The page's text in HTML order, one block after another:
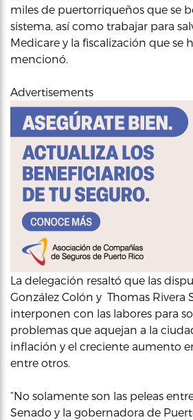
miles de puertorriqueños que se
sistema, así como trabajar para
Medicare y la fiscalización que se
mencionó.
Advertisements
La delegación resaltó que las
González Colón y Thomas Rivera
interponen con las labores para
problemas que aquejan a la
inflación y el creciente aumento
entre otros.
“No solamente son las peleas
Senado y la gobernadora de